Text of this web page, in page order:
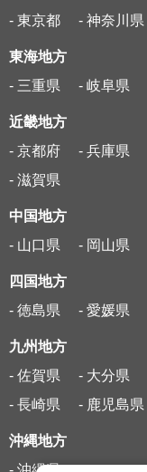
- 東京都
- 神奈川県
東海地方
- 三重県
- 岐阜県
近畿地方
- 京都府
- 兵庫県
- 滋賀県
中国地方
- 山口県
- 岡山県
四国地方
- 徳島県
- 愛媛県
九州地方
- 佐賀県
- 大分県
- 長崎県
- 鹿児島県
沖縄地方